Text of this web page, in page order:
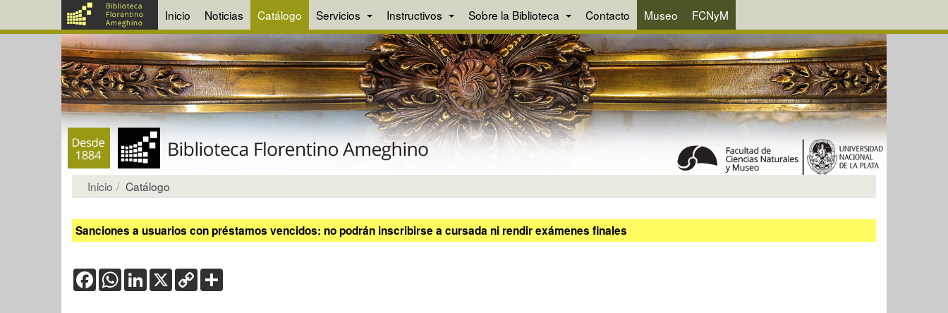
Inicio Noticias Catálogo Servicios Instructivos Sobre la Biblioteca Contacto Museo FCNyM
Inicio Catálogo
Sanciones a usuarios con préstamos vencidos: no podrán inscribirse a cursada ni rendir exámenes finales
FacebookWhatsApp
LinkedIn
X Copy
Link